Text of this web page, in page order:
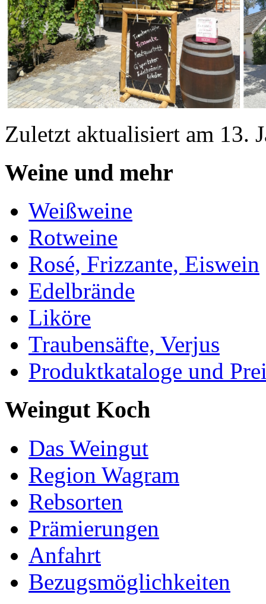
Zuletzt aktualisiert am 13.
Weine und mehr
Weißweine
Rotweine
Rosé, Frizzante, Eiswein
Edelbrände
Liköre
Traubensäfte, Verjus
Produktkataloge und
Weingut Koch
Das Weingut
Region Wagram
Rebsorten
Prämierungen
Anfahrt
Bezugsmöglichkeiten